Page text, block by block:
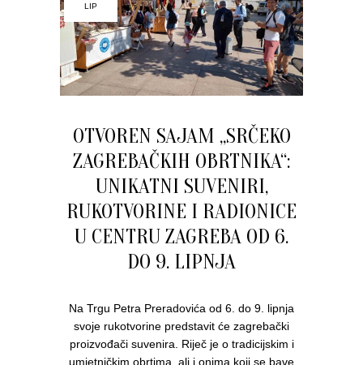
LIP
OTVOREN SAJAM „SRČEKO
ZAGREBAČKIH OBRTNIKA“:
UNIKATNI SUVENIRI,
RUKOTVORINE I RADIONICE
U CENTRU ZAGREBA OD 6.
DO 9. LIPNJA
Na Trgu Petra Preradovića od 6. do 9. lipnja
svoje rukotvorine predstavit će zagrebački
proizvođači suvenira. Riječ je o tradicijskim i
umjetničkim obrtima, ali i onima koji se bave